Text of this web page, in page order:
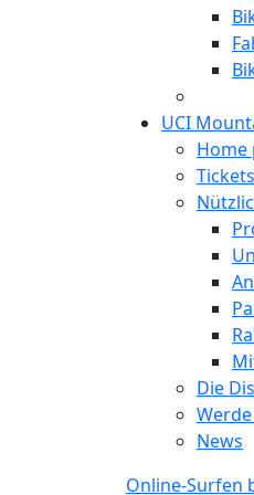
UCI
Home
Die
News
Online-Surfen